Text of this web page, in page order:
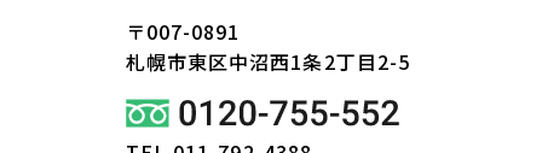
〒007-0891
札幌市東区中沼西1条2丁目2-5